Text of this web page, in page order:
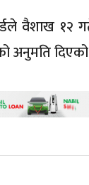
वैशाख १२
अनुमति दिएको